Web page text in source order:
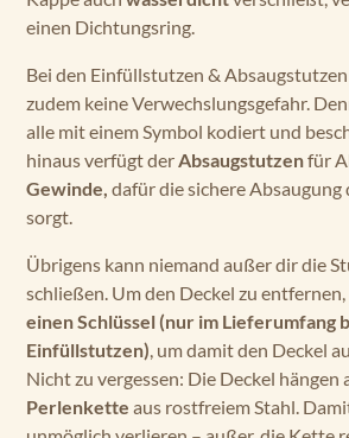
einen Dichtungsring.
Bei den Einfüllstutzen &
zudem keine Verwechslungsgefahr.
alle mit einem Symbol kodiert und
hinaus verfügt derAbsaugstutzenfür
Gewinde, dafür die sichere Absaugung
sorgt.
Übrigens kann niemand außer dir die
schließen. Um den Deckel zu entfernen,
einen Schlüssel (nur im Lieferumfang
Einfüllstutzen), um damit den Deckel
Nicht zu vergessen: Die Deckel hängen
Perlenkette aus rostfreiem Stahl.